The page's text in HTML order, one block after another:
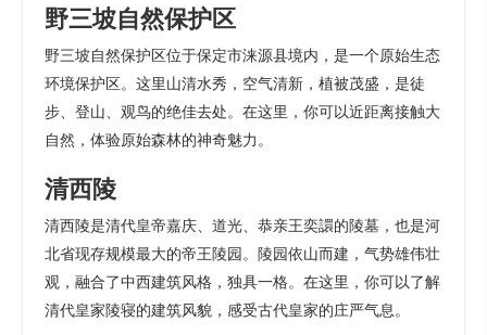
野三坡自然保护区
野三坡自然保护区位于保定市涞源县境内，是一个原始生态
环境保护区。这里山清水秀，空气清新，植被茂盛，是徒
步、登山、观鸟的绝佳去处。在这里，你可以近距离接触大
自然，体验原始森林的神奇魅力。
清西陵
清西陵是清代皇帝嘉庆、道光、恭亲王奕譞的陵墓，也是河
北省现存规模最大的帝王陵园。陵园依山而建，气势雄伟壮
观，融合了中西建筑风格，独具一格。在这里，你可以了解
清代皇家陵寝的建筑风貌，感受古代皇家的庄严气息。